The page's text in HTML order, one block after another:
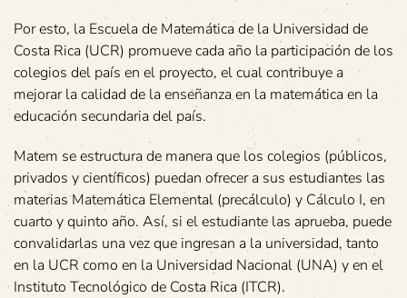
Por esto, la Escuela de Matemática de la Universidad de
Costa Rica (UCR) promueve cada año la participación de los
colegios del país en el proyecto, el cual contribuye a
mejorar la calidad de la enseñanza en la matemática en la
educación secundaria del país.
Matem se estructura de manera que los colegios (públicos,
privados y científicos) puedan ofrecer a sus estudiantes las
materias Matemática Elemental (precálculo) y Cálculo I, en
cuarto y quinto año. Así, si el estudiante las aprueba, puede
convalidarlas una vez que ingresan a la universidad, tanto
en la UCR como en la Universidad Nacional (UNA) y en el
Instituto Tecnológico de Costa Rica (ITCR).